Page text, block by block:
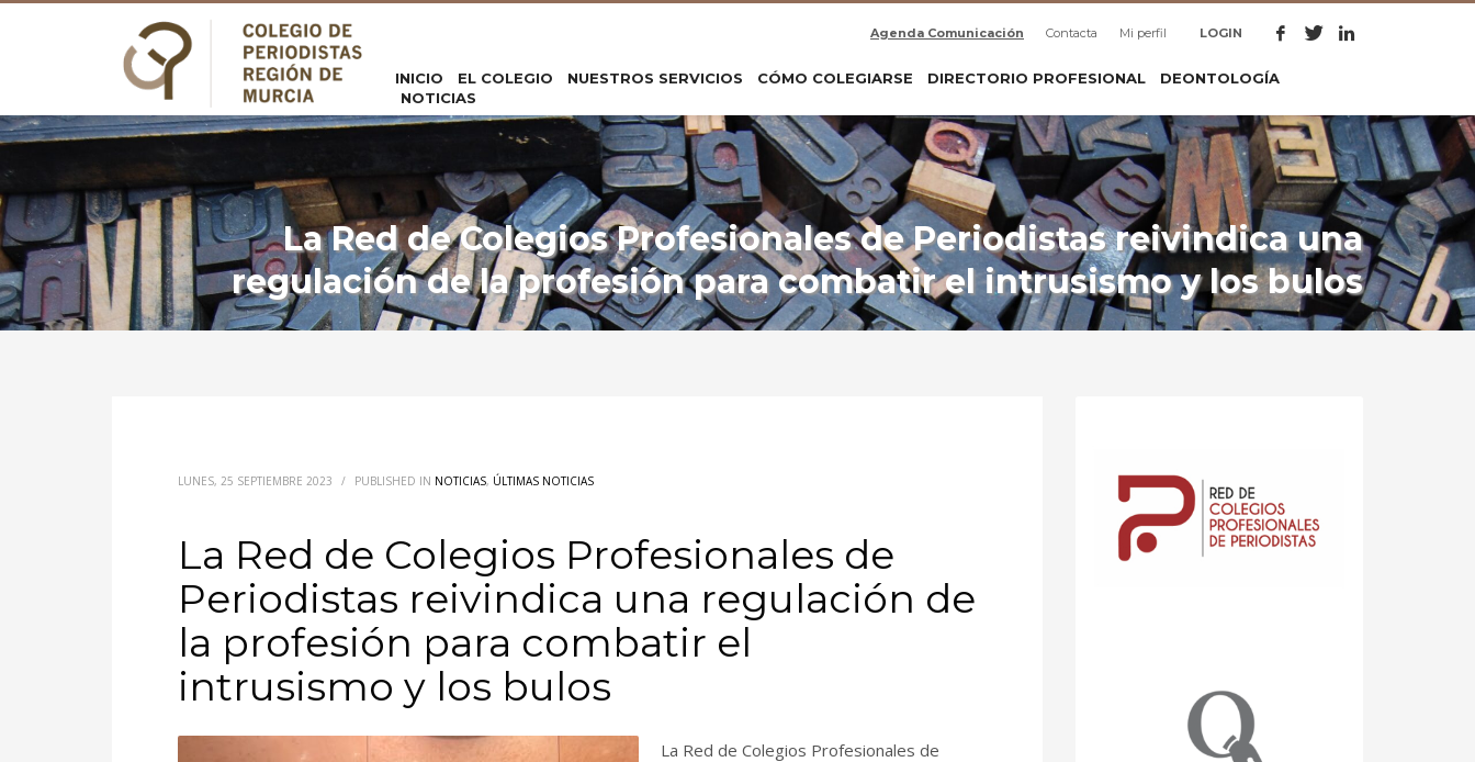
Agenda Comunicación Contacta Mi perfil LOGIN
INICIO EL COLEGIO NUESTROS SERVICIOS CÓMO COLEGIARSE DIRECTORIO PROFESIONAL
DEONTOLOGÍA
NOTICIAS
La Red de Colegios Profesionales de Periodistas reivindica una
regulación de la profesión para combatir el intrusismo y los bulos
LUNES, 25 SEPTIEMBRE 2023 / PUBLISHED IN NOTICIAS, ÚLTIMAS NOTICIAS
La Red de Colegios Profesionales de
Periodistas reivindica una regulación de
la profesión para combatir el
intrusismo y los bulos
La Red de Colegios Profesionales de